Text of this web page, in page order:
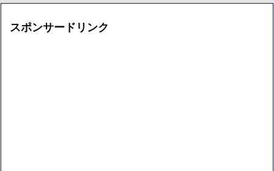
スポンサードリンク